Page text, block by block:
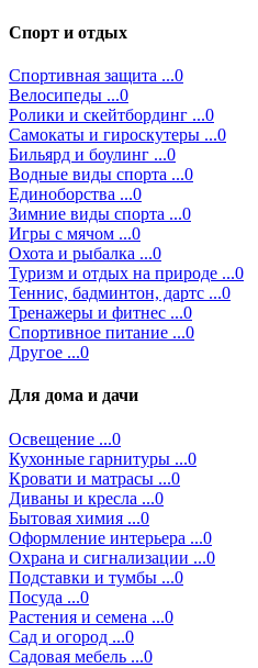
Спорт и отдых
Спортивная защита ...0
Велосипеды ...0
Ролики и скейтбординг ...0
Самокаты и гироскутеры ...0
Бильярд и боулинг ...0
Водные виды спорта ...0
Единоборства ...0
Зимние виды спорта ...0
Игры с мячом ...0
Охота и рыбалка ...0
Туризм и отдых на природе ...0
Теннис, бадминтон, дартс ...0
Тренажеры и фитнес ...0
Спортивное питание ...0
Другое ...0
Для дома и дачи
Освещение ...0
Кухонные гарнитуры ...0
Кровати и матрасы ...0
Диваны и кресла ...0
Бытовая химия ...0
Оформление интерьера ...0
Охрана и сигнализации ...0
Подставки и тумбы ...0
Посуда ...0
Растения и семена ...0
Сад и огород ...0
Садовая мебель ...0